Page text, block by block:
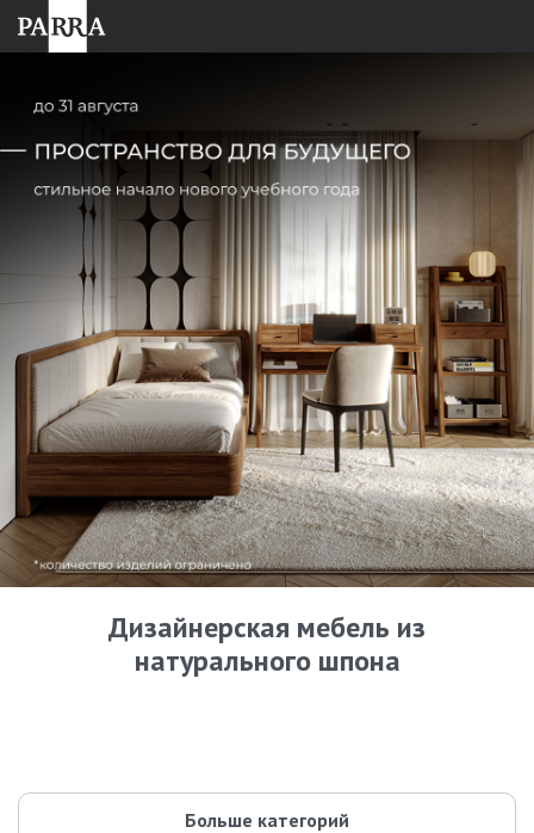
Дизайнерская мебель из
натурального шпона
35 моделей
44 модели
Parra design
Больше категорий